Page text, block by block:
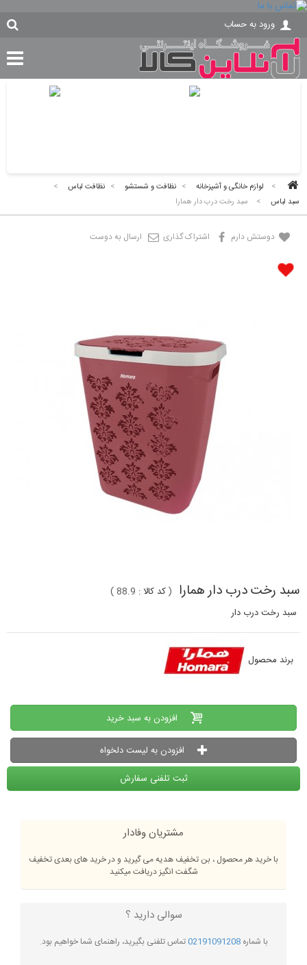
ورود به حساب
> لوازم خانگی و آشپزخانه > نظافت و شستشو > نظافت لباس
>
سبد لباس
> سبد رخت درب دار همارا
دوستش دارم اشتراک گذاری ارسال به دوست
سبد رخت درب دار همارا (کد کالا : 88.9
)
سبد رخت درب دار
برند محصول
افزودن به سبد خرید
افزودن به لیست دلخواه
ثبت تلفنی سفارش
مشتریان وفادار
با خرید هر محصول ، بن تخفیف هدیه می گیرید و در خرید های بعدی تخفیف
شگفت انگیز دریافت میکنید
سوالی دارید ؟
با شماره02191091208تماس تلفنی بگیرید، راهنمای شما خواهیم بود.